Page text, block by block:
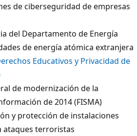
de ciberseguridad de empresas
del Departamento de Energía
de energía atómica extranjera
Educativos y Privacidad de
de modernización de la
de 2014 (FISMA)
y protección de instalaciones
ataques terroristas